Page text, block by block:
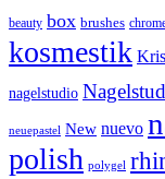
beauty box brushes
kosmestik
nagelstudio
neuepastel New nuevo
polish polygel